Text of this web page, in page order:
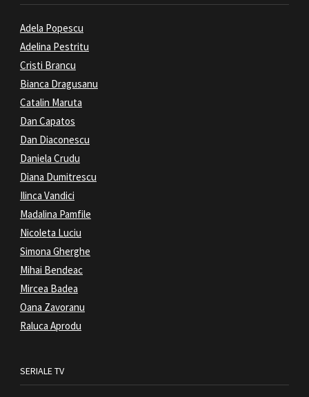
Adela Popescu
Adelina Pestritu
Cristi Brancu
Bianca Dragusanu
Catalin Maruta
Dan Capatos
Dan Diaconescu
Daniela Crudu
Diana Dumitrescu
Ilinca Vandici
Madalina Pamfile
Nicoleta Luciu
Simona Gherghe
Mihai Bendeac
Mircea Badea
Oana Zavoranu
Raluca Aprodu
SERIALE TV